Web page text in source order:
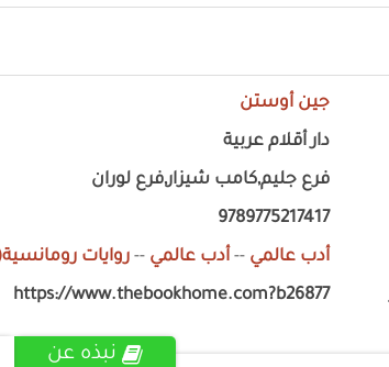
جين أوستن
دار أقلام عربية
فرع جليم,كامب شيزار,فرع لوران
9789775217417
أدب عالمي -- أدب عالمي -- روايات
https://www.thebookhome.com?b26877
نبذه عن